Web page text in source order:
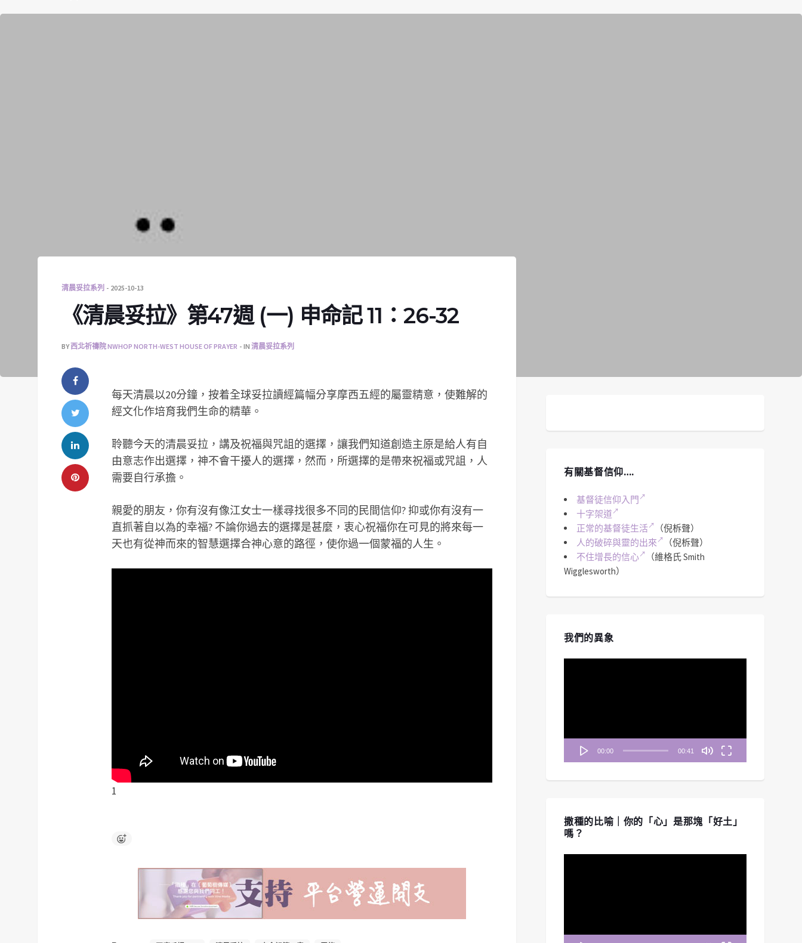
清晨妥拉系列 2025-10-13
《清晨妥拉》第47週 (一) 申命記 11：26-32
BY西北祈禱院 NWHOP NORTH-WEST HOUSE OF PRAYER IN 清晨妥拉系列
每天清晨以20分鐘，按着全球妥拉讀經篇幅分享摩西五經的屬靈精意，使難解的
經文化作培育我們生命的精華。
聆聽今天的清晨妥拉，講及祝福與咒詛的選擇，讓我們知道創造主原是給人有自
由意志作出選擇，神不會干擾人的選擇，然而，所選擇的是帶來祝福或咒詛，人
需要自行承擔。
親愛的朋友，你有沒有像江女士一樣尋找很多不同的民間信仰? 抑或你有沒有一
直抓著自以為的幸福? 不論你過去的選擇是甚麼，衷心祝福你在可見的將來每一
天也有從神而來的智慧選擇合神心意的路徑，使你過一個蒙福的人生。
1
有關基督信仰….
基督徒信仰入門
十字架道
正常的基督徒生活
（倪柝聲）
人的破碎與靈的出來
（倪柝聲）
不住增長的信心
（維格氏 Smith
Wigglesworth）
我們的異象
00:00 00:41
撒種的比喻｜你的「心」是那塊「好土」
嗎？